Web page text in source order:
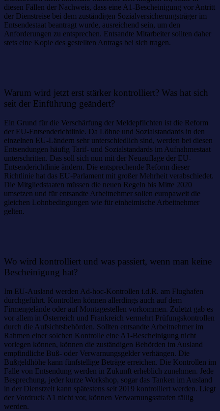
diesen Fällen der Nachweis, dass eine A1-Bescheinigung vor Antritt
der Dienstreise bei dem zuständigen Sozialversicherungsträger im
Entsendestaat beantragt wurde, ausreichend sein, um den
Anforderungen zu entsprechen. Entsandte Mitarbeiter sollten daher
stets eine Kopie des gestellten Antrags bei sich tragen.
Warum wird jetzt erst stärker kontrolliert? Was hat sich
seit der Einführung geändert?
Ein Grund für die Verschärfung der Meldepflichten ist die Reform
der EU-Entsenderichtlinie. Da Löhne und Sozialstandards in den
einzelnen EU-Ländern sehr unterschiedlich sind, werden bei diesen
Entsendungen häufig Tarif- und Sozialstandards im Aufnahmestaat
unterschritten. Das soll sich nun mit der Neuauflage der EU-
Entsenderichtlinie ändern. Die entsprechende Reform dieser
Richtlinie hat das EU-Parlament mit großer Mehrheit verabschiedet.
Die Mitgliedstaaten müssen die neuen Regeln bis Mitte 2020
umsetzen und für entsandte Arbeitnehmer sollen europaweit die
gleichen Lohnbedingungen wie für einheimische Arbeitnehmer
gelten.
Wo wird kontrolliert und was passiert, wenn man keine
Bescheinigung hat?
Im EU-Ausland werden Ad-hoc-Kontrollen i.d.R. am Flughafen
durchgeführt. Kontrollen können allerdings auch auf dem
Firmengelände oder auf Montagestellen vorkommen. Zuletzt gab es
vor allem in Österreich und Frankreich vermehrt Prüfungskontrollen
durch die Aufsichtsbehörden. Sollten entsandte Arbeitnehmer im
Rahmen einer solchen Kontrolle eine A1-Bescheinigung nicht
vorlegen können, können die zuständigen Behörden im Ausland
empfindliche Buß- oder Verwarnungsgelder verhängen. Die
Bußgeldhöhe kann fünfstellige Beträge erreichen. Die Kontrollen im
Falle von Entsendung werden in Zukunft erheblich zunehmen. Jede
Besprechung, jeder kurze Workshop, sogar das Tanken im Ausland
in der Dienstzeit kann spätestens seit 2019 kontrolliert werden. Liegt
der Vordruck A1 nicht vor, können Verwarnungsstrafen fällig
werden.